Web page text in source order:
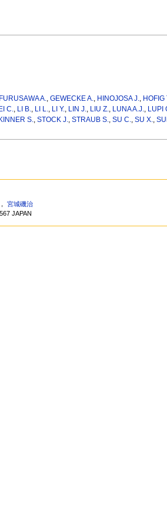
FURUSAWA A.,GEWECKE A., HINOJOSA J., HOFIG
C., LI B., LI L., LI Y., LIN J., LIU Z., LUNA A.J., LUPI
S., STOCK J., STRAUB S., SU C., SU X.,
宮城磯治
JAPAN